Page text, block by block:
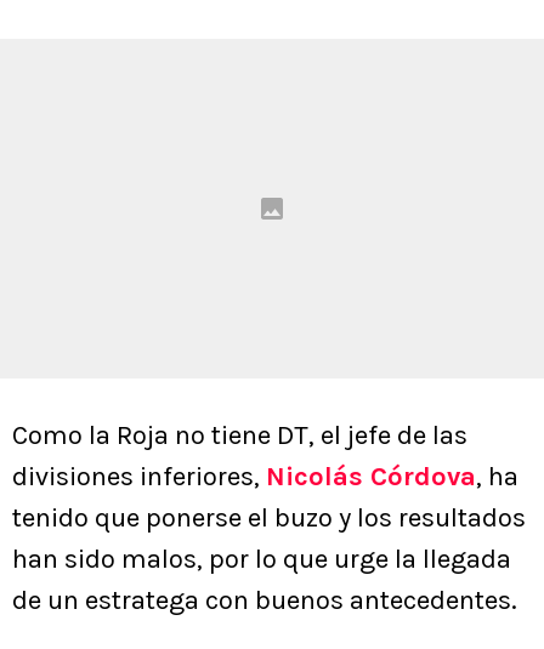
Como la Roja no tiene DT, el jefe de las
divisiones inferiores, Nicolás Córdova, ha
tenido que ponerse el buzo y los resultados
han sido malos, por lo que urge la llegada
de un estratega con buenos antecedentes.